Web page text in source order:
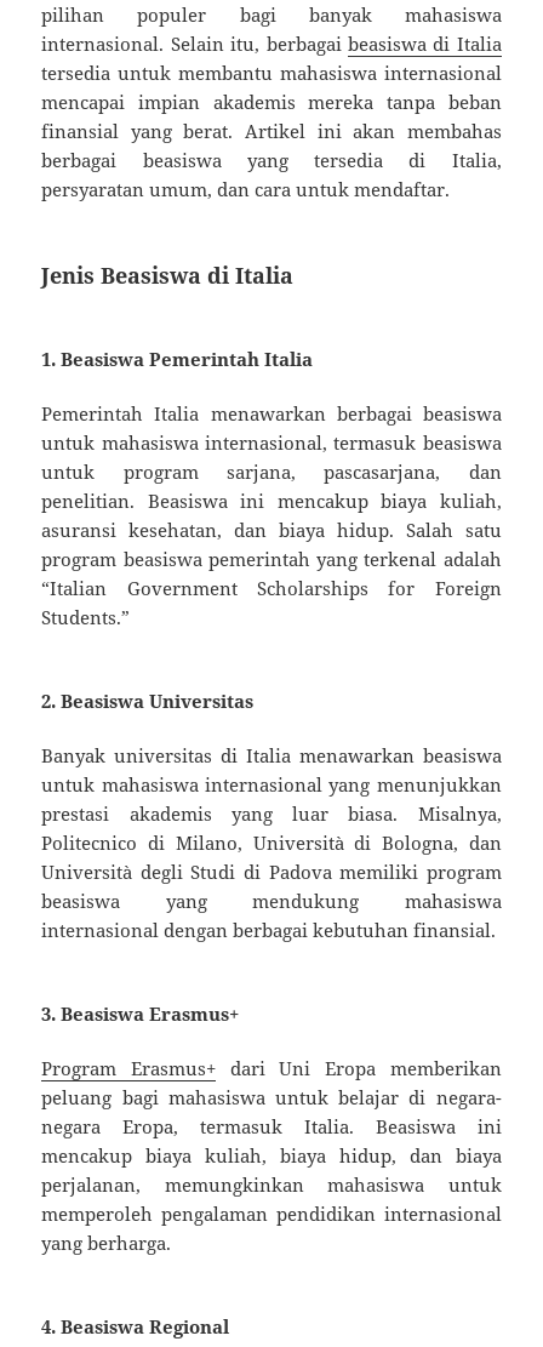
pilihan populer bagi banyak mahasiswa
internasional. Selain itu, berbagai beasiswa di Italia
tersedia untuk membantu mahasiswa internasional
mencapai impian akademis mereka tanpa beban
finansial yang berat. Artikel ini akan membahas
berbagai beasiswa yang tersedia di Italia,
persyaratan umum, dan cara untuk mendaftar.
Jenis Beasiswa di Italia
1. Beasiswa Pemerintah Italia
Pemerintah Italia menawarkan berbagai beasiswa
untuk mahasiswa internasional, termasuk beasiswa
untuk program sarjana, pascasarjana, dan
penelitian. Beasiswa ini mencakup biaya kuliah,
asuransi kesehatan, dan biaya hidup. Salah satu
program beasiswa pemerintah yang terkenal adalah
“Italian Government Scholarships for Foreign
Students.”
2. Beasiswa Universitas
Banyak universitas di Italia menawarkan beasiswa
untuk mahasiswa internasional yang menunjukkan
prestasi akademis yang luar biasa. Misalnya,
Politecnico di Milano, Università di Bologna, dan
Università degli Studi di Padova memiliki program
beasiswa yang mendukung mahasiswa
internasional dengan berbagai kebutuhan finansial.
3. Beasiswa Erasmus+
Program Erasmus+ dari Uni Eropa memberikan
peluang bagi mahasiswa untuk belajar di negara-
negara Eropa, termasuk Italia. Beasiswa ini
mencakup biaya kuliah, biaya hidup, dan biaya
perjalanan, memungkinkan mahasiswa untuk
memperoleh pengalaman pendidikan internasional
yang berharga.
4. Beasiswa Regional